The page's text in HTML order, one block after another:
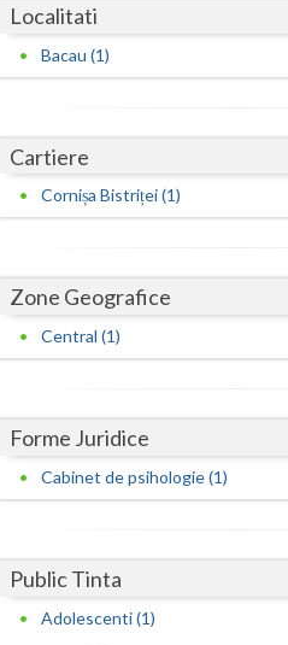
Gorj
Ialomita
Maramures
Mures
Localitati
Bacau (1)
Cartiere
Cornișa Bistriței (1)
Zone Geografice
Central (1)
Forme Juridice
Cabinet de psihologie (1)
Public Tinta
Adolescenti (1)